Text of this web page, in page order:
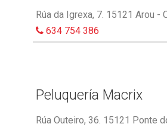
Rúa da Igrexa, 7. 15121 Arou -
634 754 386
Peluquería Macrix
Rúa Outeiro, 36. 15121 Ponte